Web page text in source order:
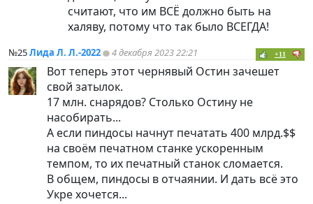
считают, что им ВСЁ должно быть на
халяву, потому что так было ВСЕГДА!
№25Лида Л. Л.-2022 4 декабря 2023 22:21 +11
Вот теперь этот чернявый Остин зачешет
свой затылок.
17 млн. снарядов? Столько Остину не
насобирать...
А если пиндocы начнут печатать 400 млрд.$$
на своём печатном станке ускоренным
темпом, то их печатный станок сломается.
В общем, пиндocы в отчаянии. И дать всё это
Укре хочется...